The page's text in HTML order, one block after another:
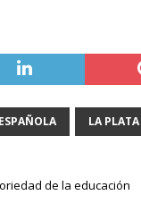
LA PLATA
de la educación